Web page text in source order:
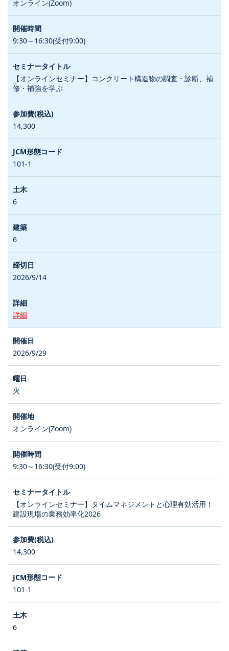
オンライン(Zoom)
9:30～16:30(受付9:00)
【オンラインセミナー】コンクリート構造物の調査・診断、補
修・補強を学ぶ
14,300
101-1
6
6
2026/9/14
詳細
2026/9/29
火
オンライン(Zoom)
9:30～16:30(受付9:00)
【オンラインセミナー】タイムマネジメントと心理有効活用！
建設現場の業務効率化2026
14,300
101-1
6